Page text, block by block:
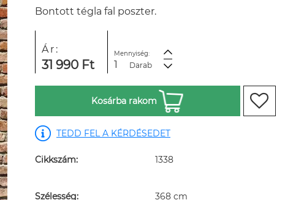
Bontott tégla fal poszter.
Ár:
31 990 Ft
Mennyiség:
Darab
Kosárba rakom
TEDD FEL A KÉRDÉSEDET
Cikkszám: 1338
Szélesség:
368 cm